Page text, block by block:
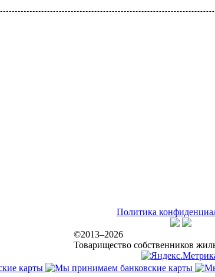
Политика
©2013–2026
Товарищество собственников